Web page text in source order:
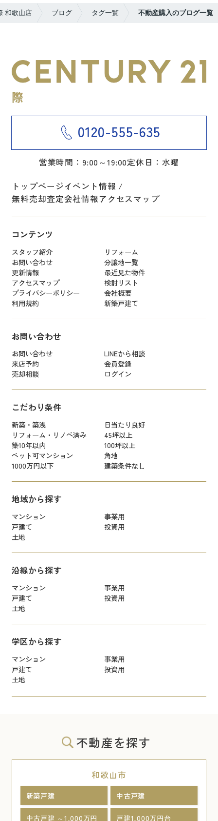
和歌山店 ブログ タグ一覧 不動産購入のブログ一覧
0120-555-635
営業時間：9:00～19:00定休日：水曜
トップページイベント情報
無料売却査定会社情報アクセスマップ
コンテンツ
スタッフ紹介
リフォーム
お問い合わせ
分譲地一覧
更新情報
最近見た物件
アクセスマップ
検討リスト
プライバシーポリシー
会社概要
利用規約
新築戸建て
お問い合わせ
お問い合わせ
LINEから相談
来店予約
会員登録
売却相談
ログイン
こだわり条件
新築・築浅
日当たり良好
リフォーム・リノベ済み
45坪以上
築10年以内
100坪以上
ペット可マンション
角地
1000万円以下
建築条件なし
地域から探す
マンション
事業用
戸建て
投資用
土地
沿線から探す
マンション
事業用
戸建て
投資用
土地
学区から探す
マンション
事業用
戸建て
投資用
土地
不動産を探す
和歌山市
新築戸建 中古戸建
中古戸建 ～1,000万円 戸建1,000万円台